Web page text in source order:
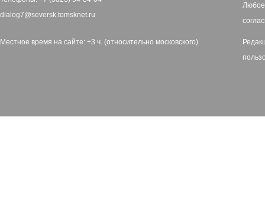
dialog7@seversk.tomsknet.ru
Местное время на сайте: +3 ч. (относительно московского)
Любое